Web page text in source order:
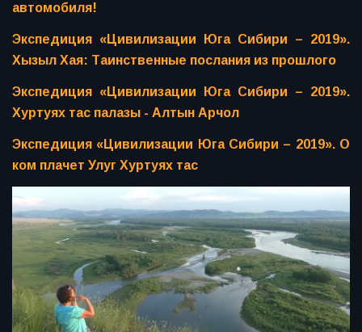
автомобиля!
Экспедиция «Цивилизации Юга Сибири – 2019».
Хызыл Хая: Таинственные послания из прошлого
Экспедиция «Цивилизации Юга Сибири – 2019».
Хуртуях тас палазы - Алтын Арчол
Экспедиция «Цивилизации Юга Сибири – 2019». О
ком плачет Улуг Хуртуях тас